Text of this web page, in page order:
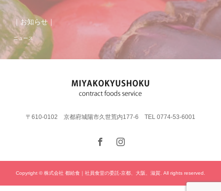
｜お知らせ｜
ニュース
〒610-0102 京都府城陽市久世荒内177-6 TEL 0774-53-6001
Copyright © 株式会社 都給食｜社員食堂の委託-京都、大阪、滋賀. All rights reserved.